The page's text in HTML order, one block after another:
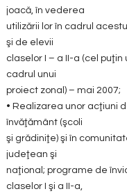
joacă, în vederea
utilizării lor în cadrul
şi de elevii
claselor I – a II-a (cel
cadrul unui
proiect zonal) – mai 2007;
• Realizarea unor acţiuni
învăţământ (şcoli
şi grădiniţe) şi în
judeţean şi
naţional; programe de
claselor I şi a II-a,